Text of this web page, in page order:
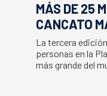
MÁS DE 25
CANCATO
MUNDO
DE LA
La tercera
personas en la
más grande del